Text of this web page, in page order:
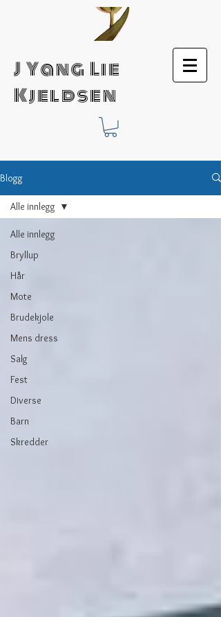
J Yang Lie
Kjeldsen
Blogg
Alle innlegg
Bryllup
Hår
Mote
Brudekjole
Mens dress
Salg
Fest
Diverse
Barn
Skredder
Alle innlegg